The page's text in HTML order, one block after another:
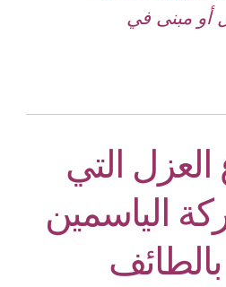
أو مبنى في
العزل التي
الياسمين